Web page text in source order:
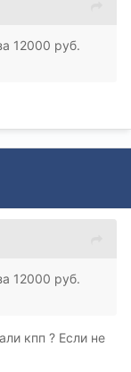
12000 руб.
12000 руб.
кпп ? Если не